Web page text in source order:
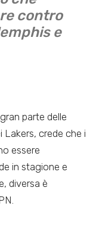
contro
e
parte delle
Lakers, crede che i
essere
in stagione e
diversa è